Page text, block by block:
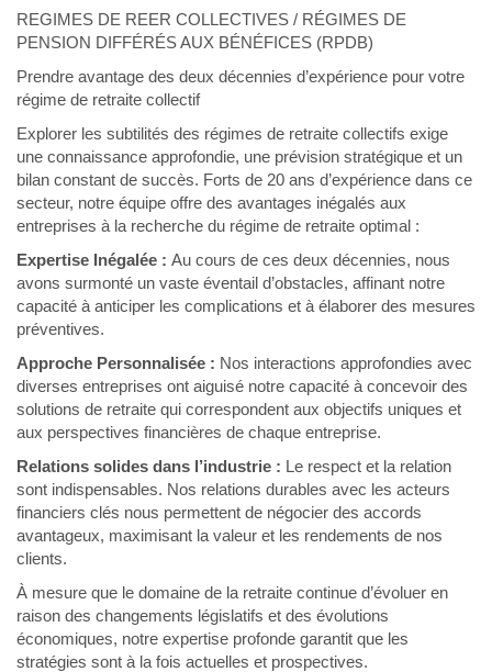
REGIMES DE REER COLLECTIVES / RÉGIMES DE
PENSION DIFFÉRÉS AUX BÉNÉFICES (RPDB)
Prendre avantage des deux décennies d’expérience pour votre
régime de retraite collectif
Explorer les subtilités des régimes de retraite collectifs exige
une connaissance approfondie, une prévision stratégique et un
bilan constant de succès. Forts de 20 ans d’expérience dans ce
secteur, notre équipe offre des avantages inégalés aux
entreprises à la recherche du régime de retraite optimal :
Expertise Inégalée : Au cours de ces deux décennies, nous
avons surmonté un vaste éventail d’obstacles, affinant notre
capacité à anticiper les complications et à élaborer des mesures
préventives.
Approche Personnalisée : Nos interactions approfondies avec
diverses entreprises ont aiguisé notre capacité à concevoir des
solutions de retraite qui correspondent aux objectifs uniques et
aux perspectives financières de chaque entreprise.
Relations solides dans l’industrie : Le respect et la relation
sont indispensables. Nos relations durables avec les acteurs
financiers clés nous permettent de négocier des accords
avantageux, maximisant la valeur et les rendements de nos
clients.
À mesure que le domaine de la retraite continue d’évoluer en
raison des changements législatifs et des évolutions
économiques, notre expertise profonde garantit que les
stratégies sont à la fois actuelles et prospectives.